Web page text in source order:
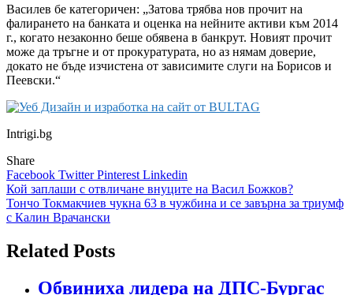
Василев бе категоричен: „Затова трябва нов прочит на
фалирането на банката и оценка на нейните активи към 2014
г., когато незаконно беше обявена в банкрут. Новият прочит
може да тръгне и от прокуратурата, но аз нямам доверие,
докато не бъде изчистена от зависимите слуги на Борисов и
Пеевски.“
Intrigi.bg
Share
Facebook TwitterPinterest Linkedin
Навигация
Кой заплаши с отвличане внуците на Васил Божков?
Тончо Токмакчиев чукна 63 в чужбина и се завърна за триумф
с Калин Врачански
Related Posts
Обвиниха лидера на ДПС-Бургас